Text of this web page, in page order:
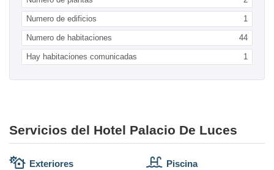
Numero de edificios 1
Numero de habitaciones 44
Hay habitaciones comunicadas 1
Servicios del Hotel Palacio De Luces
Exteriores Piscina